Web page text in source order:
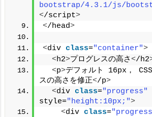
bootstrap/4.3.1/js/
</script>
</head>
<div class="container">
<h2>プログレスの高さ</h2
<p>デフォルト 16px，
スの高さを修正</p>
<div class="progress"
style="height:10px;">
<div class=